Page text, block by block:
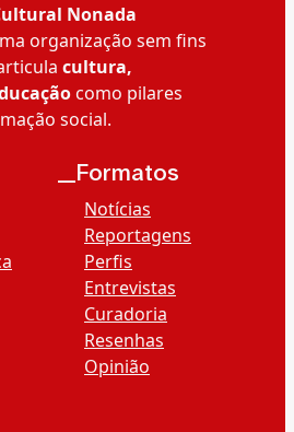
Nonada
organização sem fins
cultura,
como pilares
social.
__Formatos
Notícias
Reportagens
Perfis
Entrevistas
Curadoria
Resenhas
Opinião